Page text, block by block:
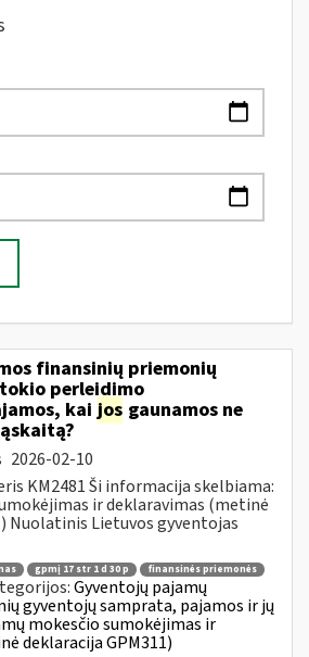
finansinių priemonių
perleidimo
kai jos gaunamos ne
2026-02-10
KM2481 Ši informacija skelbiama:
ir deklaravimas (metinė
Nuolatinis Lietuvos gyventojas
gpmį 17 str 1 d 30 p finansinės priemonės
Gyventojų pajamų
gyventojų samprata, pajamos ir jų
mokesčio sumokėjimas ir
deklaracija GPM311)